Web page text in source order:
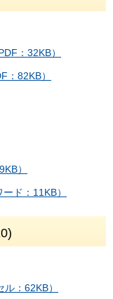
：32KB）
：82KB）
）
ド：11KB）
：62KB）